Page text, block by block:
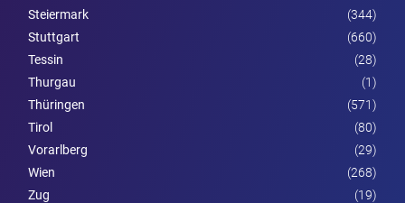
Steier­mark
(344)
Stuttgart
(660)
Tessin
(28)
Thurgau
(1)
Thüringen
(571)
Tirol
(80)
Vorarl­berg
(29)
Wien
(268)
Zug
(19)